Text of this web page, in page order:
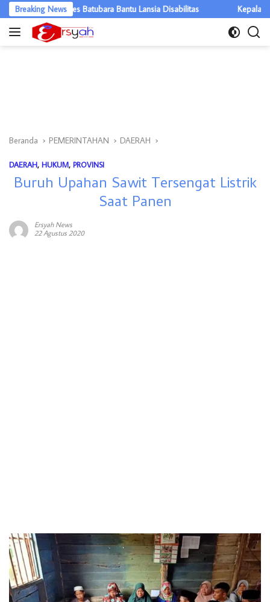
Langsung
ke
Breaking News
Kapolres Batubara Bantu Lansia Disabilitas Kepala Daerah se-
Beranda PEMERINTAHAN DAERAH
DAERAH, HUKUM, PROVINSI
Buruh Upahan Sawit Tersengat Listrik
Saat Panen
Ersyah News
22 Agustus 2020